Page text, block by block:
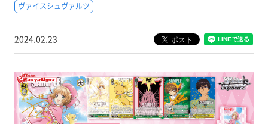
ヴァイスシュヴァルツ
2024.02.23